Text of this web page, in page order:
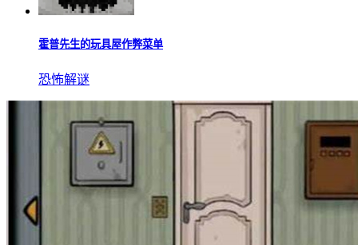
霍普先生的玩具屋作弊菜单
恐怖解谜